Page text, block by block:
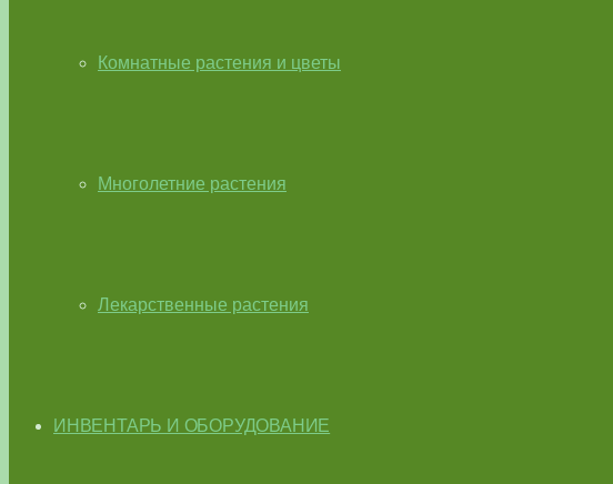
Комнатные растения и цветы
Многолетние растения
Лекарственные растения
ИНВЕНТАРЬ И ОБОРУДОВАНИЕ